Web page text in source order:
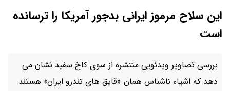
این سلاح مرموز ایرانی بدجور آمریکا را ترسانده
است
بررسی تصاویر ویدئویی منتشره از سوی کاخ سفید نشان می
دهد که اشیاء ناشناس همان «قایق های تندرو ایران» هستند